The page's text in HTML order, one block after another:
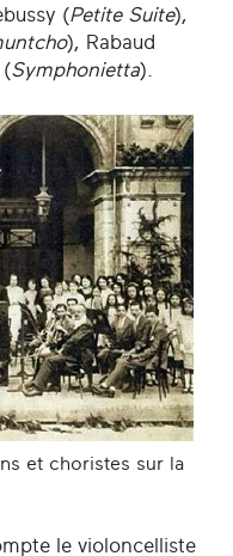
(Petite Suite),
), Rabaud
(Symphonietta).
et choristes sur la
le violoncelliste